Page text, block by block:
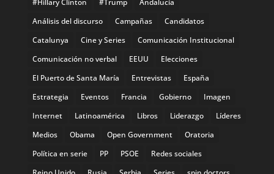
Análisis del discurso
Campañas
Candidatos
Catalunya
Cine y Series
Comunicación Institucional
Comunicación no verbal
EEUU
Elecciones
El Puerto de Santa María
Entrevistas
España
Estrategia
Eventos Francia Gobierno
Imagen
Internet
Latinoamérica Libros Liderazgo
Líderes
Medios
Obama Open Government
Oratoria
Política en serie
PP PSOE
Redes sociales